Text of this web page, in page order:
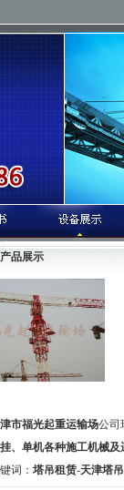
品展示
福光起重运输场公司
、单机各种施工机械及
词： 塔吊租赁-天津塔